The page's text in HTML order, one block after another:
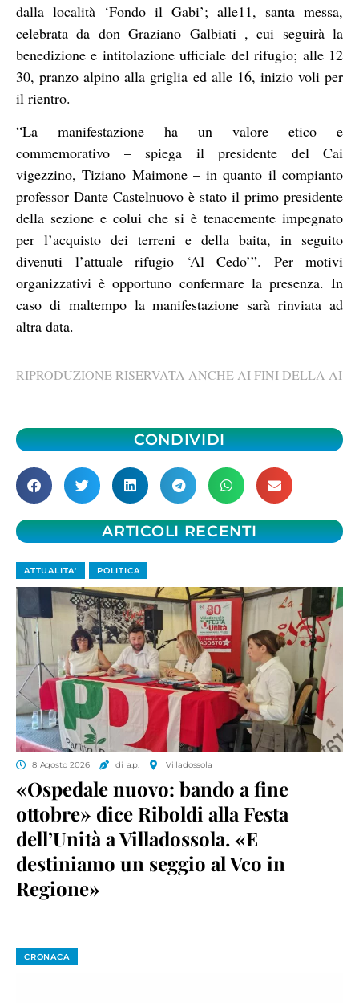
dalla località ‘Fondo il Gabi’; alle11, santa messa,
celebrata da don Graziano Galbiati , cui seguirà la
benedizione e intitolazione ufficiale del rifugio; alle 12
30, pranzo alpino alla griglia ed alle 16, inizio voli per
il rientro.
“La manifestazione ha un valore etico e
commemorativo – spiega il presidente del Cai
vigezzino, Tiziano Maimone – in quanto il compianto
professor Dante Castelnuovo è stato il primo presidente
della sezione e colui che si è tenacemente impegnato
per l’acquisto dei terreni e della baita, in seguito
divenuti l’attuale rifugio ‘Al Cedo’”. Per motivi
organizzativi è opportuno confermare la presenza. In
caso di maltempo la manifestazione sarà rinviata ad
altra data.
RIPRODUZIONE RISERVATA ANCHE AI FINI DELLA AI
CONDIVIDI
ARTICOLI RECENTI
ATTUALITA' POLITICA
8 Agosto 2026 di a.p. Villadossola
«Ospedale nuovo: bando a fine
ottobre» dice Riboldi alla Festa
dell’Unità a Villadossola. «E
destiniamo un seggio al Vco in
Regione»
CRONACA